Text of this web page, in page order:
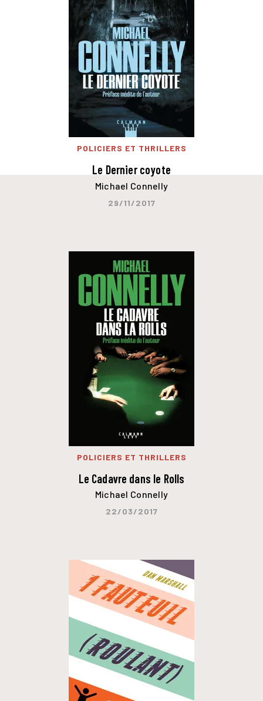
POLICIERS ET THRILLERS
Le Dernier coyote
Michael Connelly
29/11/2017
POLICIERS ET THRILLERS
Le Cadavre dans le Rolls
Michael Connelly
22/03/2017